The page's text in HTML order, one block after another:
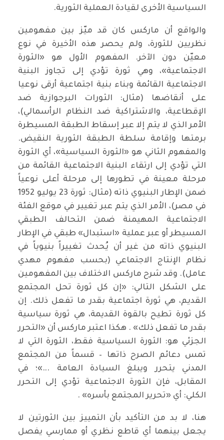
السياسية الأخرى لقيادة العملية الثورية.
والواقع أن ماركس كان قد ميّز بين مفهومين
نظريين للثورة، ولم يحصر هذه الأخيرة في نوع
معيّن دون الآخر. المفهوم الأول هو «الثورة
الاجتماعية»، وهي ثورة تؤدي إلى تجاوز البنية
الاجتماعية القائمة وبناء بنية اجتماعية أرقى نوعيا
على أنقاضها (مثال: الثورات البرجوازية ضد
الإقطاعية، والاشتراكية ضد النظام الرأسمالي)،
الأمر الذي لا يتم إلا عبر إسقاط الطبقة المسيطرة
برمتها وإقامة سلطة الطبقة الثورية النقيض.
والمفهوم الثاني هو «الثورة السياسية»، أي الثورة
التي تؤدي إلى ارتقاء البنية الاجتماعية القائمة من
مرحلة معينة في تطورها إلى مرحلة أعلى نوعياً
ضمن الإطار البنيوي ذاته (مثال: ثورة 23 يوليو 1952
في مصر)، الأمر الذي يتم عبر تغيير في موقع الفئة
الاجتماعية المهيمنة ضمن التحالف الطبقي
المسيطر أو عبر عملية «استبدال» طبقي في الإطار
البنيوي ذاته من غير أن يُحدث تغييراً بنيوياً في
نظام الإنتاج الاجتماعي (بحسب مفهوم مهدي
عامل). وقد شرح ماركس الاختلاف بين المفهومين
على الشكل التالي: «إن كل ثورة تحل المجتمع
القديم، هي ثورة اجتماعية بقدر ما تفعل ذلك. إن
كل ثورة تطيح بالقوة القديمة، هي ثورة سياسية
بقدر ما تفعل ذلك» . هكذا اعتبر ماركس أن «التحرر
الجزئي هو: الثورة السياسية فقط، الثورة التي لا
تمس دعائم الصرح ذاتها – قسماً من المجتمع
المدني يتحرر ويبلغ السيادة العامة ...»؛ في
المقابل، فإن الثورة الاجتماعية تؤدي إلى التحرر
الكلي: أي «تحرير المجتمع بأسره» .
هنا، لا بد من التأكيد بأن التمييز بين الثورتين لا
يجعل بينهما أي قاطع نظري أو ممارسي يفصل